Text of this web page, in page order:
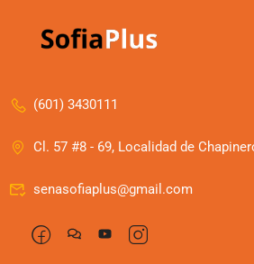
(601) 3430111
Cl. 57 #8 - 69, Localidad de
senasofiaplus@gmail.com